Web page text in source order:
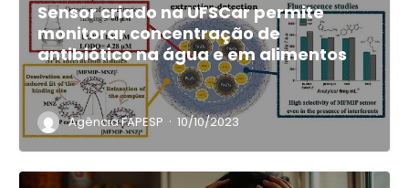
Sensor criado na UFSCar permite
monitorar concentração de
antibiótico na água e em alimentos
Agência FAPESP · 10/10/2023